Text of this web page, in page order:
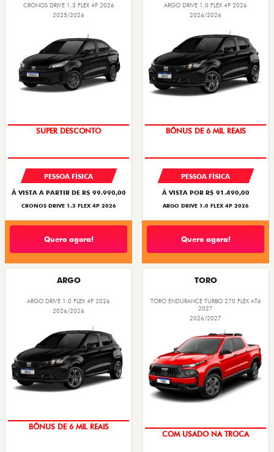
CRONOS DRIVE 1.3 FLEX 4P 2026
2025/2026
SUPER DESCONTO
PESSOA FÍSICA
À VISTA A PARTIR DE R$ 99.990,00
CRONOS DRIVE 1.3 FLEX 4P 2026
Quero agora!
ARGO DRIVE 1.0 FLEX 4P 2026
2026/2026
BÔNUS DE 6 MIL REAIS
PESSOA FÍSICA
À VISTA POR R$ 91.490,00
ARGO DRIVE 1.0 FLEX 4P 2026
Quero agora!
ARGO
ARGO DRIVE 1.0 FLEX 4P 2026
2026/2026
BÔNUS DE 6 MIL REAIS
TORO
TORO ENDURANCE TURBO 270 FLEX AT6
2027
2026/2027
COM USADO NA TROCA